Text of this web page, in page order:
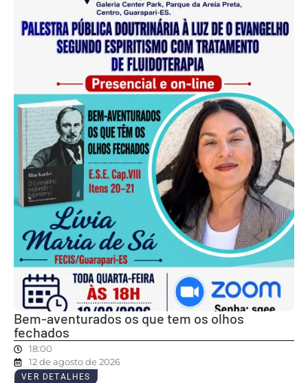
Bem-aventurados os que tem os olhos
fechados
18:00
12 de agosto de 2026
VER DETALHES